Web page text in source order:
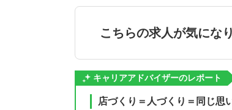
こちらの求人が気にな
キャリアアドバイザーのレポート
店づくり＝人づくり＝同じ思